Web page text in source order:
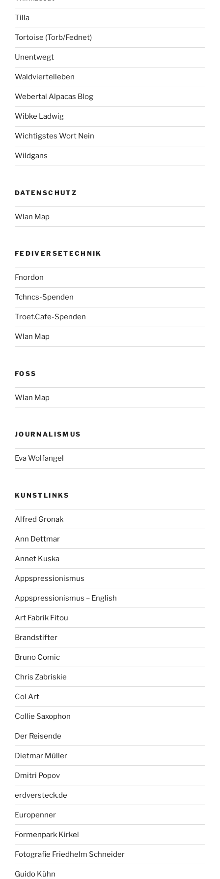
Tilla
Tortoise (Torb/Fednet)
Unentwegt
Waldviertelleben
Webertal Alpacas Blog
Wibke Ladwig
Wichtigstes Wort Nein
Wildgans
DATENSCHUTZ
Wlan Map
FEDIVERSETECHNIK
Fnordon
Tchncs-Spenden
Troet.Cafe-Spenden
Wlan Map
FOSS
Wlan Map
JOURNALISMUS
Eva Wolfangel
KUNSTLINKS
Alfred Gronak
Ann Dettmar
Annet Kuska
Appspressionismus
Appspressionismus – English
Art Fabrik Fitou
Brandstifter
Bruno Comic
Chris Zabriskie
Col Art
Collie Saxophon
Der Reisende
Dietmar Müller
Dmitri Popov
erdversteck.de
Europenner
Formenpark Kirkel
Fotografie Friedhelm Schneider
Guido Kühn